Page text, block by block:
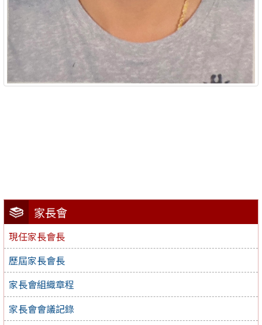
家長會
現任家長會長
歷屆家長會長
家長會組織章程
家長會會議記錄